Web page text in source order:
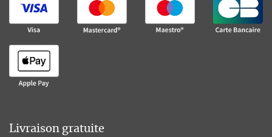
Livraison gratuite